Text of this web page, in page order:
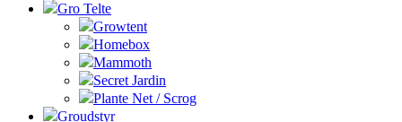
Gro Telte
Growtent
Homebox
Mammoth
Secret Jardin
Plante Net / Scrog
Groudstyr